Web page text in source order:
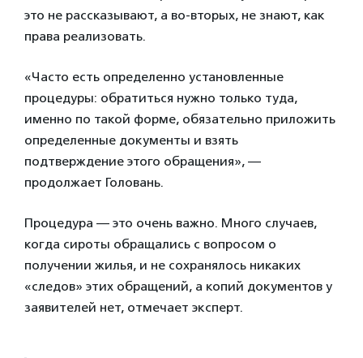
это не рассказывают, а во-вторых, не знают, как
права реализовать.
«Часто есть определенно установленные
процедуры: обратиться нужно только туда,
именно по такой форме, обязательно приложить
определенные документы и взять
подтверждение этого обращения», —
продолжает Головань.
Процедура — это очень важно. Много случаев,
когда сироты обращались с вопросом о
получении жилья, и не сохранялось никаких
«следов» этих обращений, а копий документов у
заявителей нет, отмечает эксперт.